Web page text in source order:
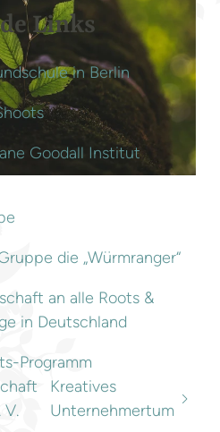
Links
in Berlin
Goodall Institut
die „Würmranger“
an alle Roots &
in Deutschland
Programm
V.
Kreatives
Unternehmertum